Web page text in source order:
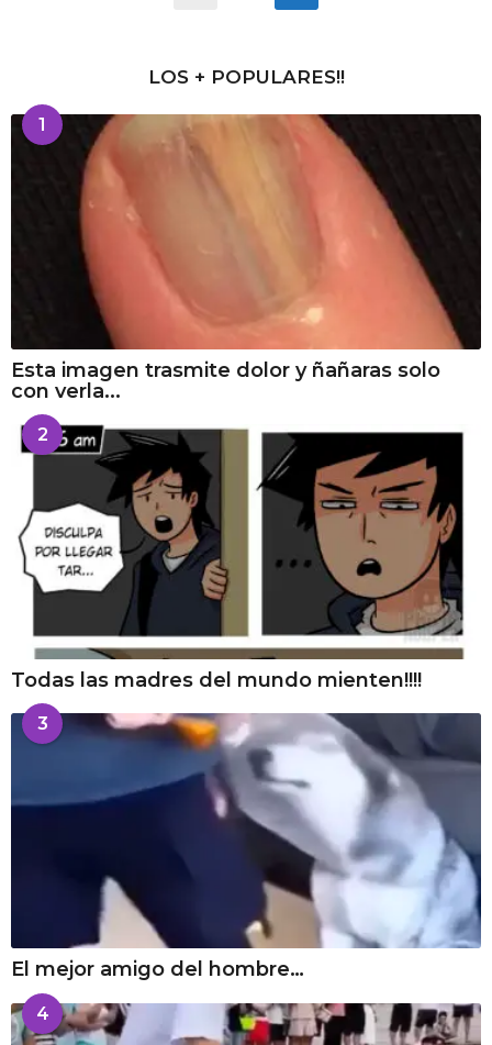
LOS + POPULARES!!
1
Esta imagen trasmite dolor y ñañaras solo
con verla...
2
Todas las madres del mundo mienten!!!!
3
El mejor amigo del hombre…
4